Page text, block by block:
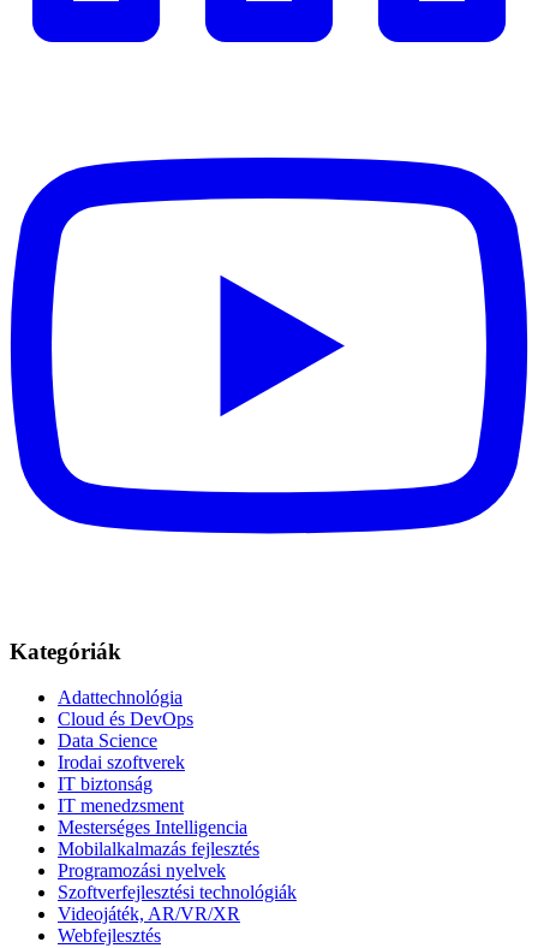
Kategóriák
Adattechnológia
Cloud és DevOps
Data Science
Irodai szoftverek
IT biztonság
IT menedzsment
Mesterséges Intelligencia
Mobilalkalmazás fejlesztés
Programozási nyelvek
Szoftverfejlesztési technológiák
Videojáték, AR/VR/XR
Webfejlesztés